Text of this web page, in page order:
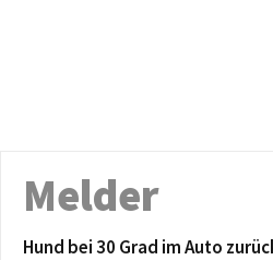
Melder
Hund bei 30 Grad im Auto